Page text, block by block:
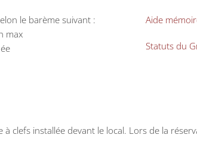
le barème suivant :
max
Aide
Statuts du
à clefs installée devant le local. Lors de la